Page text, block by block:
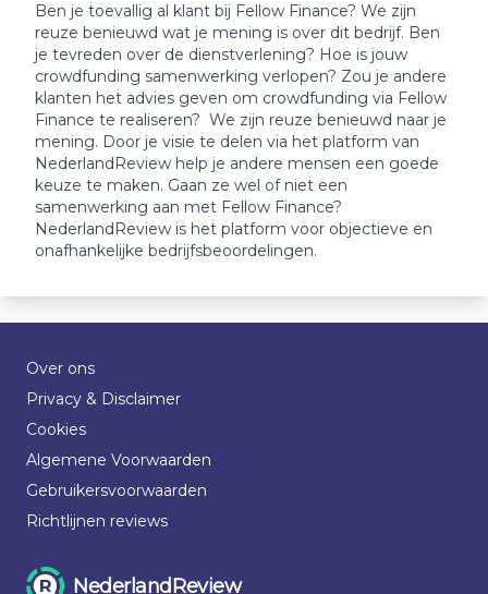
Ben je toevallig al klant bij Fellow Finance? We zijn
reuze benieuwd wat je mening is over dit bedrijf. Ben
je tevreden over de dienstverlening? Hoe is jouw
crowdfunding samenwerking verlopen? Zou je andere
klanten het advies geven om crowdfunding via Fellow
Finance te realiseren? We zijn reuze benieuwd naar je
mening. Door je visie te delen via het platform van
NederlandReview help je andere mensen een goede
keuze te maken. Gaan ze wel of niet een
samenwerking aan met Fellow Finance?
NederlandReview is het platform voor objectieve en
onafhankelijke bedrijfsbeoordelingen.
Over ons
Privacy & Disclaimer
Cookies
Algemene Voorwaarden
Gebruikersvoorwaarden
Richtlijnen reviews
NederlandReview